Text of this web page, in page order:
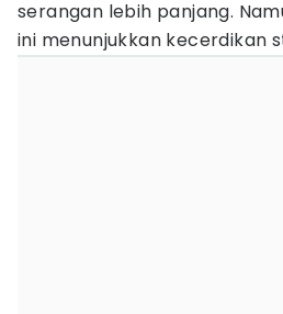
serangan lebih panjang.
ini menunjukkan kecerdikan